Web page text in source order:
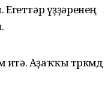
үҙҙәренең
Аҙаҡҡы төркөмдө